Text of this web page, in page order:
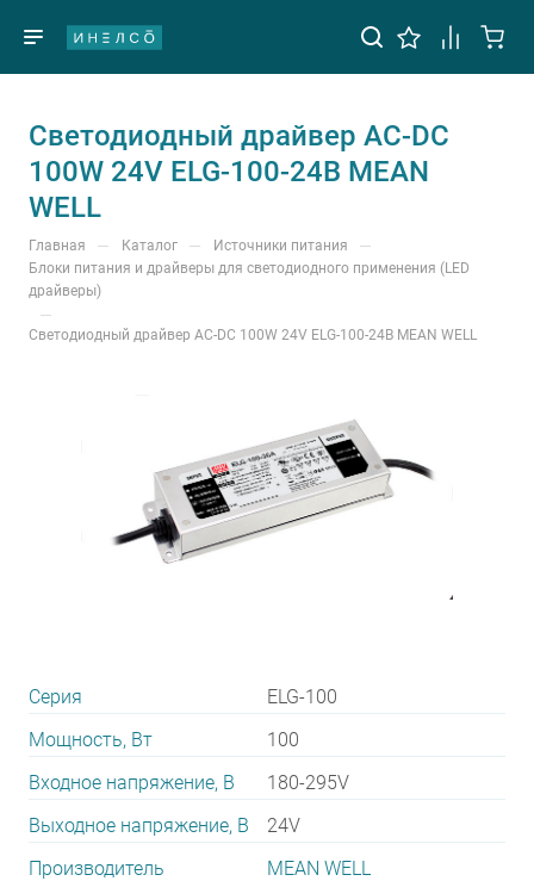
Светодиодный драйвер AC-DC
100W 24V ELG-100-24B MEAN
WELL
Главная — Каталог — Источники питания —
Блоки питания и драйверы для светодиодного применения (LED
драйверы)
—
Светодиодный драйвер AC-DC 100W 24V ELG-100-24B MEAN WELL
Серия
ELG-100
Мощность, Вт
100
Входное напряжение, В
180-295V
Выходное напряжение, В
24V
Производитель
MEAN WELL